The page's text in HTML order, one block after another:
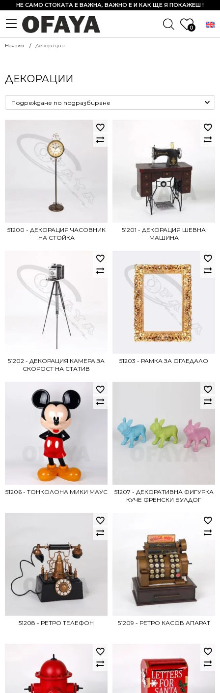
0
НЕ САМО СТОКАТА Е ВАЖНА, ВАЖНО Е И КАК ЩЕ Я ПОКАЖЕШ !
Начало Декорации
ДЕКОРАЦИИ
51200 - ДЕКОРАЦИЯ ЧАСОВНИК
НА СТОЙКА
51201 - ДЕКОРАЦИЯ ШЕВНА
МАШИНА
51202 - ДЕКОРАЦИЯ КАМЕРА ЗА
СКОРОСТ НА СТАТИВ
51203 - РАМКА ЗА ОГЛЕДАЛО
51206 - ТОНКОЛОНА МИКИ МАУС
51207 - ДЕКОРАТИВНА ФИГУРКА
КУЧЕ ФРЕНСКИ БУЛДОГ
51208 - РЕТРО ТЕЛЕФОН 51209 - РЕТРО КАСОВ АПАРАТ